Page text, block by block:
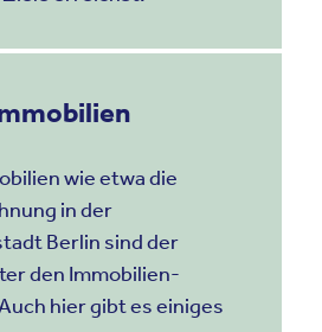
wie etwa die
in der
Berlin sind der
den Immobilien-
hier gibt es einiges